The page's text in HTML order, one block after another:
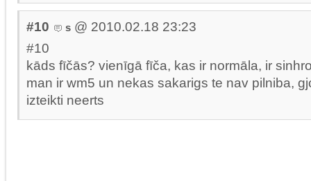
#10 s @ 2010.02.18 23:23
#10
kāds fīčās? vienīgā fīča, kas ir normāla, ir
man ir wm5 un nekas sakarigs te nav pilniba,
izteikti neerts